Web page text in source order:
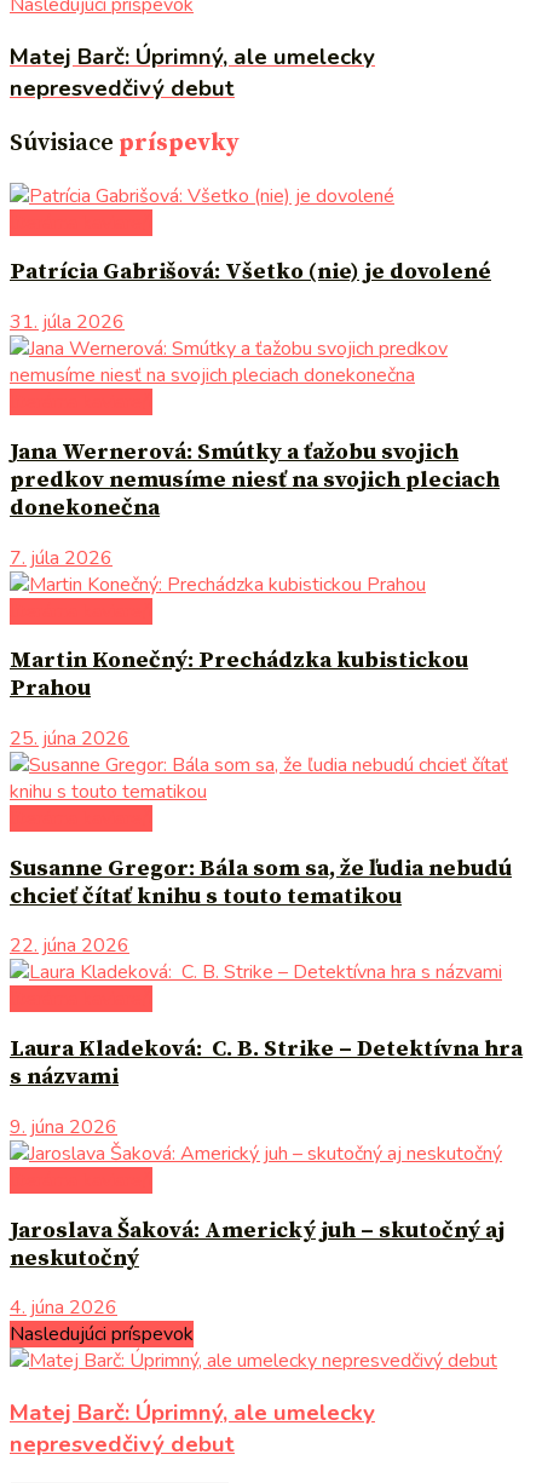
Matej Barč: Úprimný, ale umelecky
nepresvedčivý debut
Súvisiace príspevky
Patrícia Gabrišová: Všetko (nie) je dovolené
31. júla 2026
Jana Wernerová: Smútky a ťažobu svojich
predkov nemusíme niesť na svojich pleciach
donekonečna
7. júla 2026
Martin Konečný: Prechádzka kubistickou
Prahou
25. júna 2026
Susanne Gregor: Bála som sa, že ľudia nebudú
chcieť čítať knihu s touto tematikou
22. júna 2026
Laura Kladeková: C. B. Strike – Detektívna hra
s názvami
9. júna 2026
Jaroslava Šaková: Americký juh – skutočný aj
neskutočný
4. júna 2026
Nasledujúci príspevok
Matej Barč: Úprimný, ale umelecky
nepresvedčivý debut